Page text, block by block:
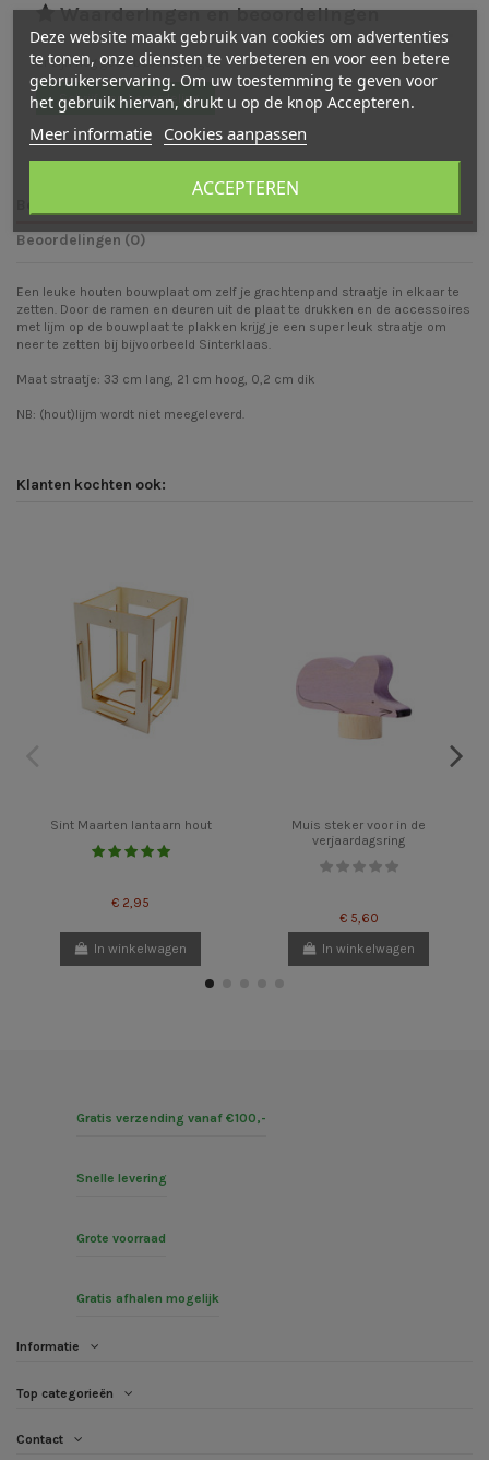
Waarderingen en beoordelingen
Er zijn nog geen beoordelingen
Schrijf een beoordeling
Beoordelingen (0)
Een leuke houten bouwplaat om zelf je grachtenpand straatje in elkaar te
zetten. Door de ramen en deuren uit de plaat te drukken en de accessoires
met lijm op de bouwplaat te plakken krijg je een super leuk straatje om
neer te zetten bij bijvoorbeeld Sinterklaas.
Maat straatje: 33 cm lang, 21 cm hoog, 0,2 cm dik
NB: (hout)lijm wordt niet meegeleverd.
Klanten kochten ook:
Sint Maarten lantaarn hout
€ 2,95
In winkelwagen
Muis steker voor in de
verjaardagsring
€ 5,60
In winkelwagen
Gratis verzending vanaf €100,-
Snelle levering
Grote voorraad
Gratis afhalen mogelijk
Informatie
Top categorieën
Contact
Deze website maakt gebruik van cookies om advertenties
te tonen, onze diensten te verbeteren en voor een betere
gebruikerservaring. Om uw toestemming te geven voor
het gebruik hiervan, drukt u op de knop Accepteren.
Meer informatie Cookies aanpassen
ACCEPTEREN